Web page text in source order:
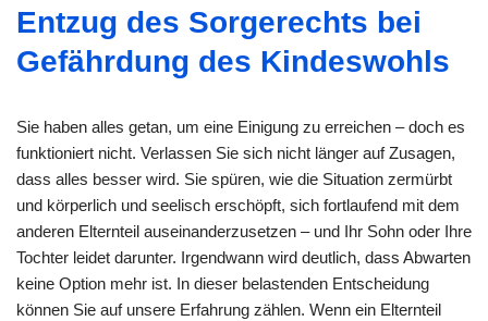
Entzug des Sorgerechts bei
Gefährdung des Kindeswohls
Sie haben alles getan, um eine Einigung zu erreichen – doch es
funktioniert nicht. Verlassen Sie sich nicht länger auf Zusagen,
dass alles besser wird. Sie spüren, wie die Situation zermürbt
und körperlich und seelisch erschöpft, sich fortlaufend mit dem
anderen Elternteil auseinanderzusetzen – und Ihr Sohn oder Ihre
Tochter leidet darunter. Irgendwann wird deutlich, dass Abwarten
keine Option mehr ist. In dieser belastenden Entscheidung
können Sie auf unsere Erfahrung zählen. Wenn ein Elternteil